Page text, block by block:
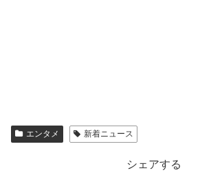
エンタメ 新着ニュース
シェアする